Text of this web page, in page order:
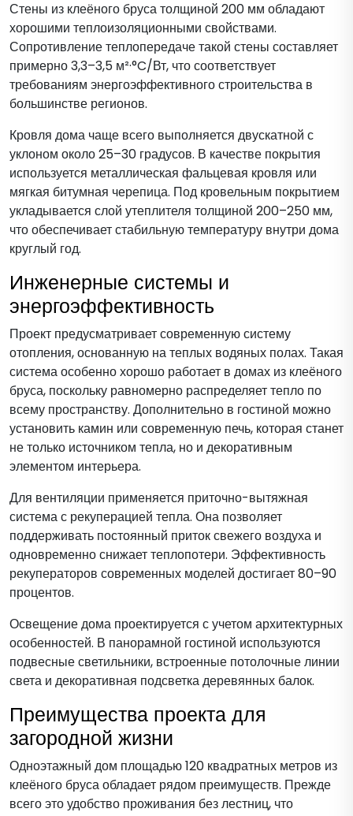
Стены из клеёного бруса толщиной 200 мм обладают
хорошими теплоизоляционными свойствами.
Сопротивление теплопередаче такой стены составляет
примерно 3,3–3,5 м²·°C/Вт, что соответствует
требованиям энергоэффективного строительства в
большинстве регионов.
Кровля дома чаще всего выполняется двускатной с
уклоном около 25–30 градусов. В качестве покрытия
используется металлическая фальцевая кровля или
мягкая битумная черепица. Под кровельным покрытием
укладывается слой утеплителя толщиной 200–250 мм,
что обеспечивает стабильную температуру внутри дома
круглый год.
Инженерные системы и
энергоэффективность
Проект предусматривает современную систему
отопления, основанную на теплых водяных полах. Такая
система особенно хорошо работает в домах из клеёного
бруса, поскольку равномерно распределяет тепло по
всему пространству. Дополнительно в гостиной можно
установить камин или современную печь, которая станет
не только источником тепла, но и декоративным
элементом интерьера.
Для вентиляции применяется приточно-вытяжная
система с рекуперацией тепла. Она позволяет
поддерживать постоянный приток свежего воздуха и
одновременно снижает теплопотери. Эффективность
рекуператоров современных моделей достигает 80–90
процентов.
Освещение дома проектируется с учетом архитектурных
особенностей. В панорамной гостиной используются
подвесные светильники, встроенные потолочные линии
света и декоративная подсветка деревянных балок.
Преимущества проекта для
загородной жизни
Одноэтажный дом площадью 120 квадратных метров из
клеёного бруса обладает рядом преимуществ. Прежде
всего это удобство проживания без лестниц, что